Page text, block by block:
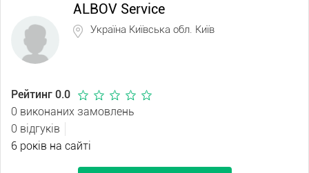
ALBOV Service
Україна Київська обл. Київ
Рейтинг 0.0
0 виконаних замовлень
0 відгуків
6 років на сайті